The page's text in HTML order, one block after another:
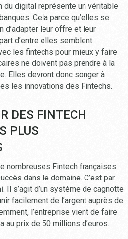
du digital représente un véritable
Cela parce qu’elles se
d’adapter leur offre et leur
d’entre elles semblent
les fintechs pour mieux y faire
ne doivent pas prendre à la
Elles devront donc songer à
les innovations des Fintechs.
DES FINTECH
PLUS
nombreuses Fintech françaises
dans le domaine. C’est par
. Il s’agit d’un système de cagnotte
facilement de l’argent auprès de
l’entreprise vient de faire
au prix de 50 millions d’euros.